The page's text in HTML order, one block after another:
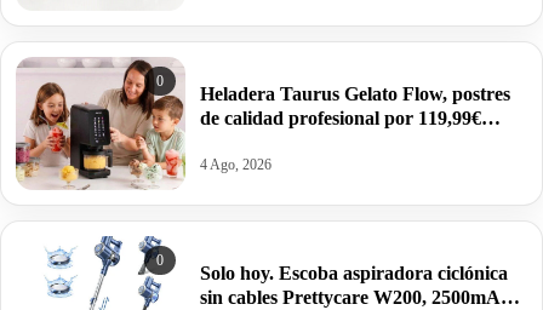
0
Heladera Taurus Gelato Flow, postres
de calidad profesional por 119,99€
4 Ago, 2026
0
Solo hoy. Escoba aspiradora ciclónica
sin cables Prettycare W200, 2500mAh,